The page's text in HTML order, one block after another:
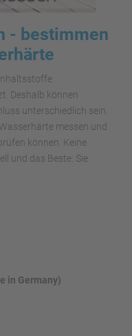
- bestimmen
Deshalb können
unterschiedlich sein.
messen und
können. Keine
und das Beste: Sie
in Germany)